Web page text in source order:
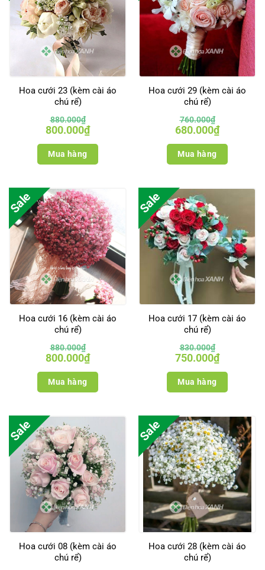
Hoa cưới 23 (kèm cài áo
chú rể)
880.000₫
Giá
gốc
là:
880.000₫.
800.000₫Giá
hiện
tại
Mua hàng
Hoa cưới 29 (kèm cài áo
chú rể)
760.000₫
Giá
gốc
là:
760.000₫.
680.000₫Giá
hiện
tại
Mua hàng
Sale
Hoa cưới 16 (kèm cài áo
chú rể)
880.000₫
Giá
gốc
là:
880.000₫.
800.000₫Giá
hiện
tại
Mua hàng
Sale
Hoa cưới 17 (kèm cài áo
chú rể)
830.000₫
Giá
gốc
là:
830.000₫.
750.000₫Giá
hiện
tại
Mua hàng
Sale
Hoa cưới 08 (kèm cài áo
chú rể)
Sale
Hoa cưới 28 (kèm cài áo
chú rể)